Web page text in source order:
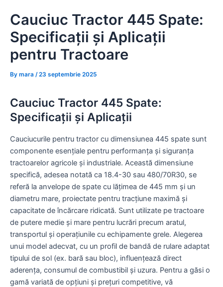
content
Cauciuc Tractor 445 Spate:
Specificații și Aplicații
pentru Tractoare
By mara /23 septembrie 2025
Cauciuc Tractor 445 Spate:
Specificații și Aplicații
Cauciucurile pentru tractor cu dimensiunea 445 spate sunt
componente esențiale pentru performanța și siguranța
tractoarelor agricole și industriale. Această dimensiune
specifică, adesea notată ca 18.4-30 sau 480/70R30, se
referă la anvelope de spate cu lățimea de 445 mm și un
diametru mare, proiectate pentru tracțiune maximă și
capacitate de încărcare ridicată. Sunt utilizate pe tractoare
de putere medie și mare pentru lucrări precum aratul,
transportul și operațiunile cu echipamente grele. Alegerea
unui model adecvat, cu un profil de bandă de rulare adaptat
tipului de sol (ex. bară sau bloc), influențează direct
aderența, consumul de combustibil și uzura. Pentru a găsi o
gamă variată de opțiuni și prețuri competitive, vă